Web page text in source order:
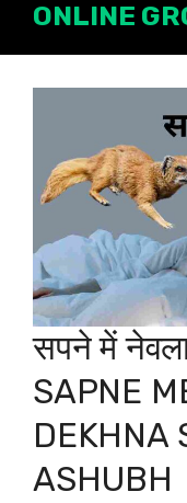
SkipONLINE
सपने में
SAPNE
DEKHNA
ASHUBH